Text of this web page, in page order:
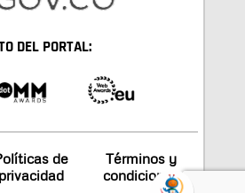
DEL PORTAL:
de
privacidad
Términos y
condiciones